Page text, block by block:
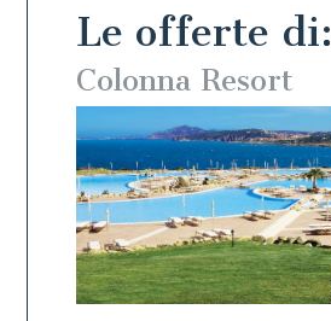
Le offerte di:
Colonna Resort